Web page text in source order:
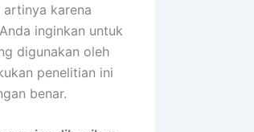
karena
inginkan untuk
digunakan oleh
penelitian ini
benar.